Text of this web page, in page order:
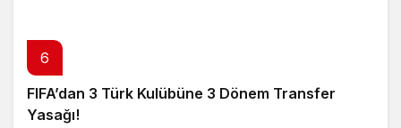
6
FIFA’dan 3 Türk Kulübüne 3 Dönem Transfer
Yasağı!